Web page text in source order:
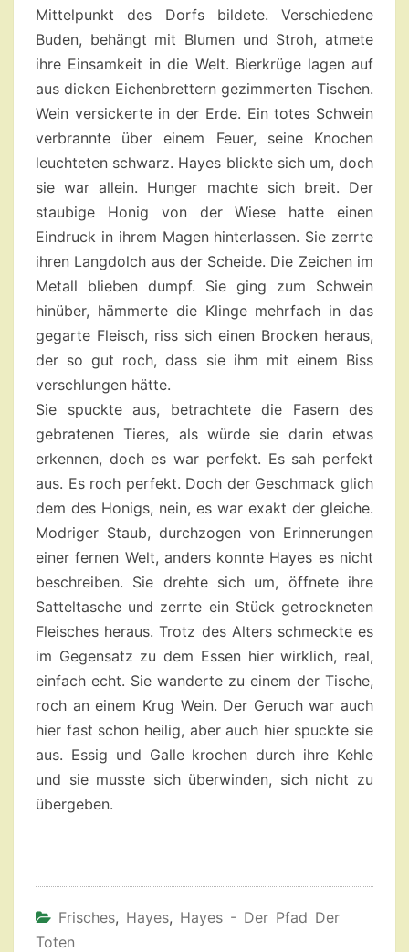
Mittelpunkt des Dorfs bildete. Verschiedene
Buden, behängt mit Blumen und Stroh, atmete
ihre Einsamkeit in die Welt. Bierkrüge lagen auf
aus dicken Eichenbrettern gezimmerten Tischen.
Wein versickerte in der Erde. Ein totes Schwein
verbrannte über einem Feuer, seine Knochen
leuchteten schwarz. Hayes blickte sich um, doch
sie war allein. Hunger machte sich breit. Der
staubige Honig von der Wiese hatte einen
Eindruck in ihrem Magen hinterlassen. Sie zerrte
ihren Langdolch aus der Scheide. Die Zeichen im
Metall blieben dumpf. Sie ging zum Schwein
hinüber, hämmerte die Klinge mehrfach in das
gegarte Fleisch, riss sich einen Brocken heraus,
der so gut roch, dass sie ihm mit einem Biss
verschlungen hätte.
Sie spuckte aus, betrachtete die Fasern des
gebratenen Tieres, als würde sie darin etwas
erkennen, doch es war perfekt. Es sah perfekt
aus. Es roch perfekt. Doch der Geschmack glich
dem des Honigs, nein, es war exakt der gleiche.
Modriger Staub, durchzogen von Erinnerungen
einer fernen Welt, anders konnte Hayes es nicht
beschreiben. Sie drehte sich um, öffnete ihre
Satteltasche und zerrte ein Stück getrockneten
Fleisches heraus. Trotz des Alters schmeckte es
im Gegensatz zu dem Essen hier wirklich, real,
einfach echt. Sie wanderte zu einem der Tische,
roch an einem Krug Wein. Der Geruch war auch
hier fast schon heilig, aber auch hier spuckte sie
aus. Essig und Galle krochen durch ihre Kehle
und sie musste sich überwinden, sich nicht zu
übergeben.
Frisches, Hayes, Hayes - Der Pfad Der
Toten